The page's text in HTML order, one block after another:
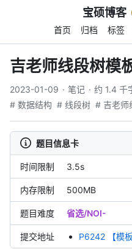
宝硕博客
首页 归档 标签
吉老师线段树模
2023-01-09 笔记
约 1.4 千
# 数据结构 # 线段树 # 吉老师
题目信息卡
时间限制 3.5s
内存限制 500MB
题目难度 省选/NOI-
提交地址 P6242 【模